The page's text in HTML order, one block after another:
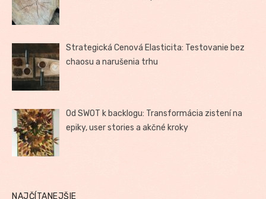
Strategická Cenová Elasticita: Testovanie bez
chaosu a narušenia trhu
Od SWOT k backlogu: Transformácia zistení na
epiky, user stories a akčné kroky
NAJČÍTANEJŠIE